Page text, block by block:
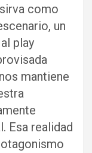
como
un
play
mantiene
Esa realidad